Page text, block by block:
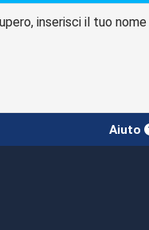
inserisci il tuo
Aiuto